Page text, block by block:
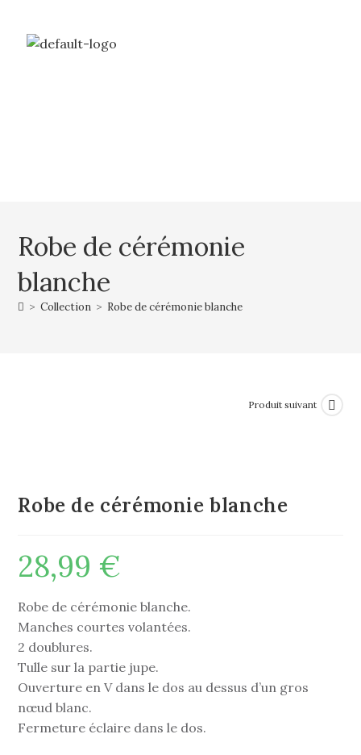
Robe de cérémonie
blanche
> Collection > Robe de cérémonie blanche
Produit suivant
Robe de cérémonie blanche
28,99 €
Robe de cérémonie blanche.
Manches courtes volantées.
2 doublures.
Tulle sur la partie jupe.
Ouverture en V dans le dos au dessus d’un gros
nœud blanc.
Fermeture éclaire dans le dos.